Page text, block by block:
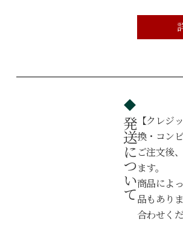
発送について【クレジ
換・コン
ご注文後
ます。
商品によ
品もあり
合わせく